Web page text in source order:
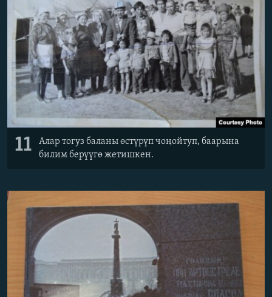
11
Алар тогуз баланы өстүрүп чоңойтуп, баарына
билим берүүгө жетишкен.